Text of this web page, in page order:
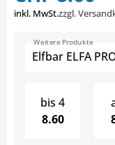
inkl. MwSt.zzgl.
Weitere Produkte
bis 4
8.60